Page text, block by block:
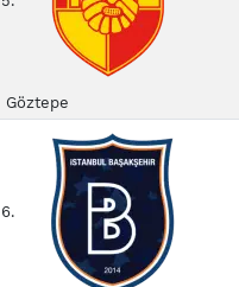
Göztepe
6.